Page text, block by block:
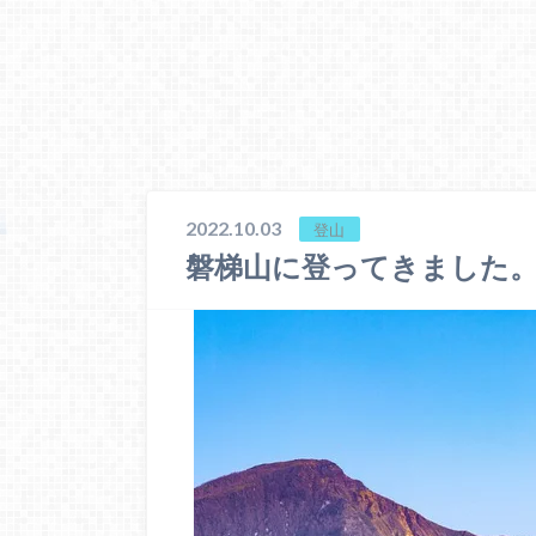
2022.10.03 登山
磐梯山に登ってきました